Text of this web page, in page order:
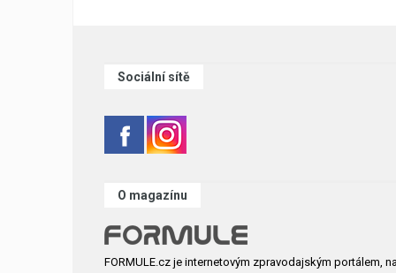
Sociální sítě
O magazínu
FORMULE.cz je internetovým zpravodajským portálem, na